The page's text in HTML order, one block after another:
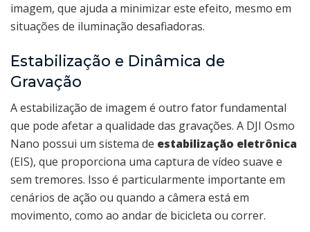
imagem, que ajuda a minimizar este efeito, mesmo em
situações de iluminação desafiadoras.
Estabilização e Dinâmica de
Gravação
A estabilização de imagem é outro fator fundamental
que pode afetar a qualidade das gravações. A DJI Osmo
Nano possui um sistema de estabilização eletrônica
(EIS), que proporciona uma captura de vídeo suave e
sem tremores. Isso é particularmente importante em
cenários de ação ou quando a câmera está em
movimento, como ao andar de bicicleta ou correr.